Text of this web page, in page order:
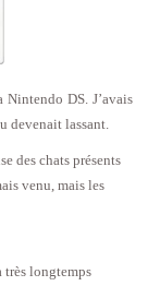
Nintendo DS. J’avais
devenait lassant.
des chats présents
venu, mais les
très longtemps